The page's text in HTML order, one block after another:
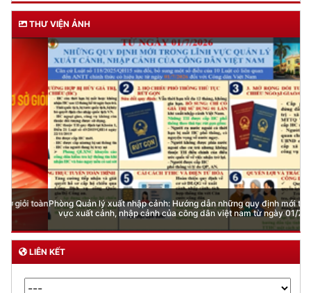
THƯ VIỆN ẢNH
Phòng Quản lý xuất nhập cảnh: Hướng dẫn những quy định mới trong lĩnh
vực xuất cảnh, nhập cảnh của công dân việt nam từ ngày 01/7/2026
LIÊN KẾT